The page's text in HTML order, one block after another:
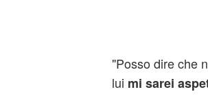
"Posso dire che
lui mi sarei